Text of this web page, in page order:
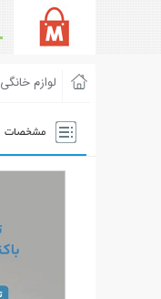
لوازم خانگی
مشخصات